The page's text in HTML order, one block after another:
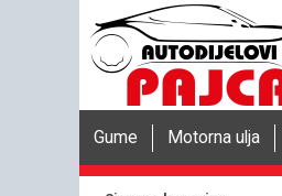
Gume Motorna ulja